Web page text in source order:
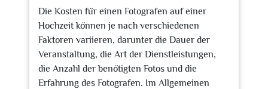
Die Kosten für einen Fotografen auf einer
Hochzeit können je nach verschiedenen
Faktoren variieren, darunter die Dauer der
Veranstaltung, die Art der Dienstleistungen,
die Anzahl der benötigten Fotos und die
Erfahrung des Fotografen. Im Allgemeinen